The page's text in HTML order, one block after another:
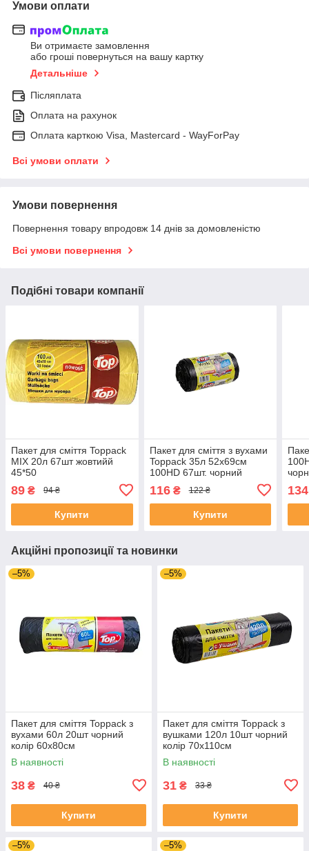
Умови оплати
Ви отримаєте замовлення
або гроші повернуться на вашу картку
Детальніше
Післяплата
Оплата на рахунок
Оплата карткою Visa, Mastercard - WayForPay
Всі умови оплати
Умови повернення
Повернення товару впродовж 14 днів за домовленістю
Всі умови повернення
Подібні товари компанії
Пакет для сміття Toppack
MIX 20л 67шт жовтийй
45*50
89 ₴ 94 ₴
Купити
Пакет для сміття з вухами
Toppack 35л 52х69см
100HD 67шт. чорний
116₴ 122 ₴
Купити
134
Акційні пропозиції та новинки
–5%
Пакет для сміття Toppack з
вухами 60л 20шт чорний
колір 60х80см
В наявності
38 ₴ 40 ₴
Купити
–5%
Пакет для сміття Toppack з
вушками 120л 10шт чорний
колір 70х110см
В наявності
31 ₴ 33 ₴
Купити
–5% –5%